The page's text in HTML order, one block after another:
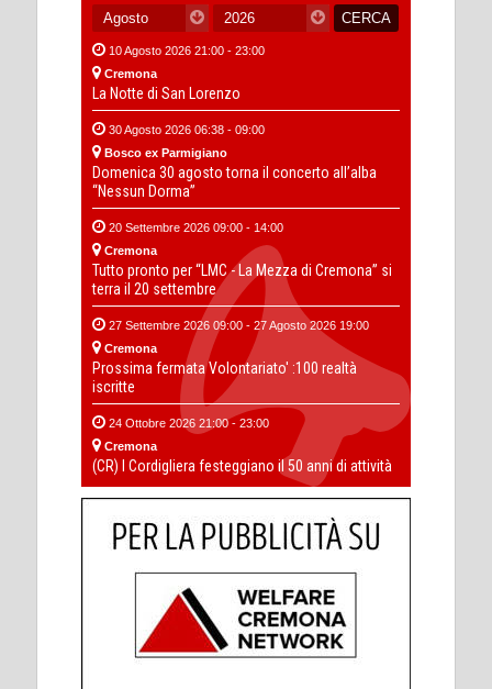
10 Agosto 2026 21:00 - 23:00
Cremona
La Notte di San Lorenzo
30 Agosto 2026 06:38 - 09:00
Bosco ex Parmigiano
Domenica 30 agosto torna il concerto all’alba
“Nessun Dorma”
20 Settembre 2026 09:00 - 14:00
Cremona
Tutto pronto per “LMC - La Mezza di Cremona” si
terra il 20 settembre
27 Settembre 2026 09:00 - 27 Agosto 2026 19:00
Cremona
Prossima fermata Volontariato' :100 realtà
iscritte
24 Ottobre 2026 21:00 - 23:00
Cremona
(CR) I Cordigliera festeggiano il 50 anni di attività